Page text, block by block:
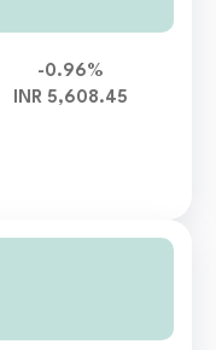
-0.96%
INR 5,608.45